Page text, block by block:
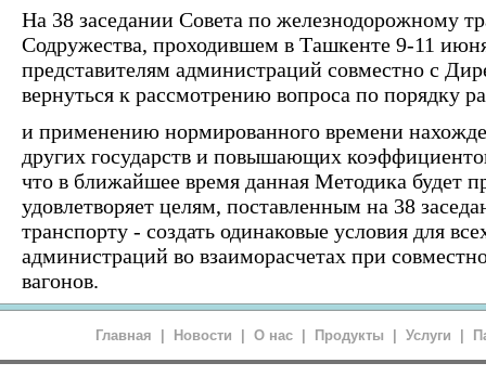
На 38 заседании Совета по железнодорожному
Содружества, проходившем в Ташкенте 9-11
представителям администраций совместно с
вернуться к рассмотрению вопроса по порядку
и применению нормированного времени
других государств и повышающих
что в ближайшее время данная Методика будет
удовлетворяет целям, поставленным на 38
транспорту - создать одинаковые условия для
администраций во взаиморасчетах при
вагонов.
Главная Новости О нас Продукты Услуги